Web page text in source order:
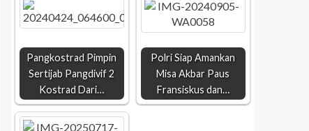
Pangkostrad Pimpin
Sertijab Pangdivif 2
Kostrad Dari…
Polri Siap Amankan
Misa Akbar Paus
Fransiskus dan…